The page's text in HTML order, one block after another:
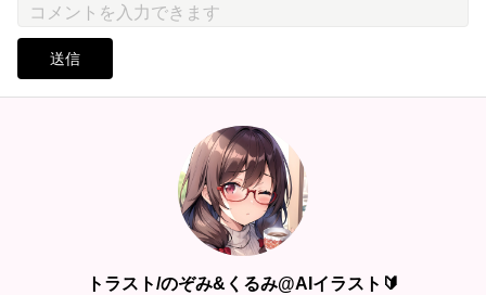
送信
トラスト/のぞみ&くるみ@AIイラスト🔰